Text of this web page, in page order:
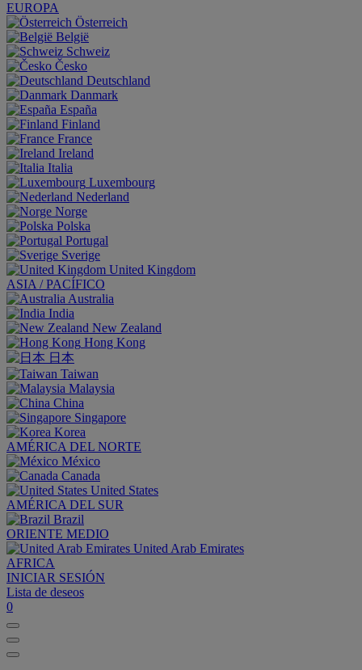
EUROPA
Österreich
België
Schweiz
Česko
Deutschland
Danmark
España
Finland
France
Ireland
Italia
Luxembourg
Nederland
Norge
Polska
Portugal
Sverige
United Kingdom
ASIA / PACÍFICO
Australia
India
New Zealand
Hong Kong
日本
Taiwan
Malaysia
China
Singapore
Korea
AMÉRICA DEL NORTE
México
Canada
United States
AMÉRICA DEL SUR
Brazil
ORIENTE MEDIO
United Arab Emirates
AFRICA
INICIAR SESIÓN
Lista de deseos
0